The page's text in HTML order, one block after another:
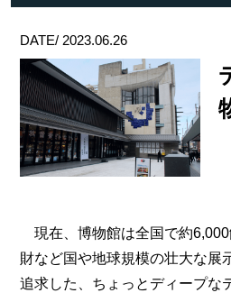
DATE/ 2023.06.26
現在、博物館は全国で約
財など国や地球規模の壮大な展
追求した、ちょっとディープな